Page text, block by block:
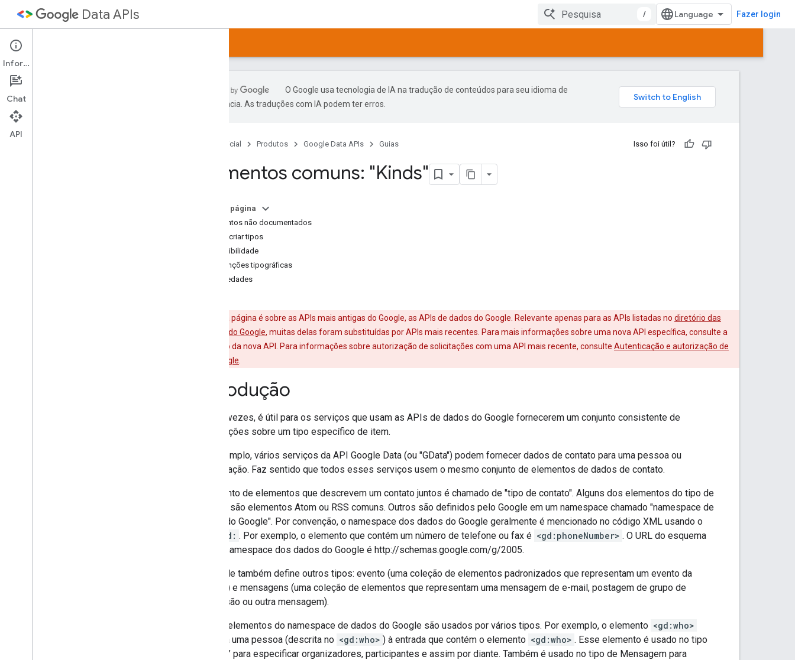
Data APIs / Fazer login
APIs de dados do Google
Diretório de APIs
O Google usa tecnologia de IA na tradução de conteúdos para seu idioma de
preferência. As traduções com IA podem ter erros.
Página inicial Produtos Google Data APIs Guias Isso foi útil?
Elementos comuns: "Kinds"
Nesta página
Elementos não documentados
Como criar tipos
Extensibilidade
Convenções tipográficas
Propriedades
: esta página é sobre as APIs mais antigas do Google, as APIs de dados do Google. Relevante apenas para as APIs listadas no diretório das
APIs de dados do Google, muitas delas foram substituídas por APIs mais recentes. Para mais informações sobre uma nova API específica, consulte a
documentação da nova API. Para informações sobre autorização de solicitações com uma API mais recente, consulte Autenticação e autorização de
Contas do Google
Introdução
Muitas vezes, é útil para os serviços que usam as APIs de dados do Google fornecerem um conjunto consistente de
informações sobre um tipo específico de item.
Por exemplo, vários serviços da API Google Data (ou "GData") podem fornecer dados de contato para uma pessoa ou
organização. Faz sentido que todos esses serviços usem o mesmo conjunto de elementos de dados de contato.
O conjunto de elementos que descrevem um contato juntos é chamado de "tipo de contato". Alguns dos elementos do tipo de
contato são elementos Atom ou RSS comuns. Outros são definidos pelo Google em um namespace chamado "namespace de
dados do Google". Por convenção, o namespace dos dados do Google geralmente é mencionado no código XML usando o
gd: . Por exemplo, o elemento que contém um número de telefone ou fax é <gd:phoneNumber> . O URL do esquema
para o namespace dos dados do Google é http://schemas.google.com/g/2005.
O Google também define outros tipos: evento (uma coleção de elementos padronizados que representam um evento da
agenda) e mensagens (uma coleção de elementos que representam uma mensagem de e-mail, postagem de grupo de
discussão ou outra mensagem).
Alguns elementos do namespace de dados do Google são usados por vários tipos. Por exemplo, o elemento <gd:who>
associa uma pessoa (descrita no <gd:who> ) à entrada que contém o elemento <gd:who> . Esse elemento é usado no tipo
"Evento" para especificar organizadores, participantes e assim por diante. Também é usado no tipo de Mensagem para
Informações
Chat
API